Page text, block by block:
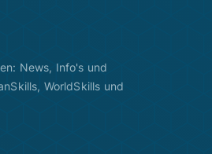
News, Info's und
WorldSkills und